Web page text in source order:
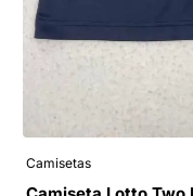
Camisetas